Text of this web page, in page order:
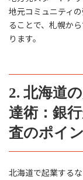
地元コミュニティ
ることで、札幌か
ります。
2. 北海道
達術：銀
査のポイ
北海道で起業する